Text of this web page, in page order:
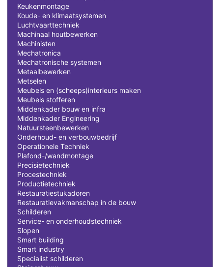
Keukenmontage
Koude- en klimaatsystemen
Luchtvaarttechniek
Machinaal houtbewerken
Machinisten
Mechatronica
Mechatronische systemen
Metaalbewerken
Metselen
Meubels en (scheeps)interieurs maken
Meubels stofferen
Middenkader bouw en infra
Middenkader Engineering
Natuursteenbewerken
Onderhoud- en verbouwbedrijf
Operationele Techniek
Plafond-/wandmontage
Precisietechniek
Procestechniek
Productietechniek
Restauratiestukadoren
Restauratievakmanschap in de bouw
Schilderen
Service- en onderhoudstechniek
Slopen
Smart building
Smart industry
Specialist schilderen